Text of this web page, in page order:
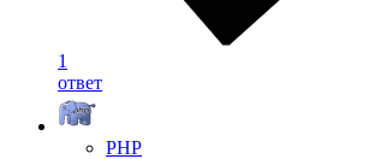
1
ответ
PHP